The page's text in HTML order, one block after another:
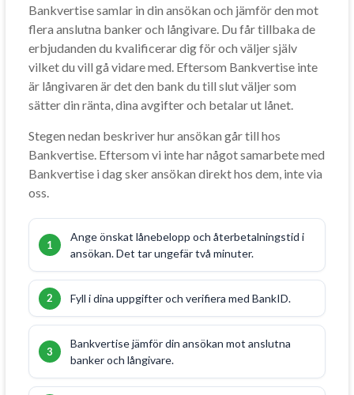
Bankvertise samlar in din ansökan och jämför den mot
flera anslutna banker och långivare. Du får tillbaka de
erbjudanden du kvalificerar dig för och väljer själv
vilket du vill gå vidare med. Eftersom Bankvertise inte
är långivaren är det den bank du till slut väljer som
sätter din ränta, dina avgifter och betalar ut lånet.
Stegen nedan beskriver hur ansökan går till hos
Bankvertise. Eftersom vi inte har något samarbete med
Bankvertise i dag sker ansökan direkt hos dem, inte via
oss.
Ange önskat lånebelopp och återbetalningstid i
ansökan. Det tar ungefär två minuter.
Fyll i dina uppgifter och verifiera med BankID.
Bankvertise jämför din ansökan mot anslutna
banker och långivare.